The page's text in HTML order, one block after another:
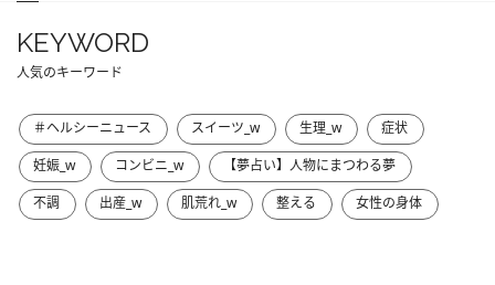
KEYWORD
人気のキーワード
＃ヘルシーニュース スイーツ_w 生理_w
症状
妊娠_w
コンビニ_w
【夢占い】人物にまつわる夢
不調
出産_w 肌荒れ_w 整える 女性の身体